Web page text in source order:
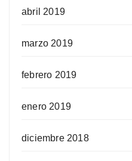
abril 2019
marzo 2019
febrero 2019
enero 2019
diciembre 2018